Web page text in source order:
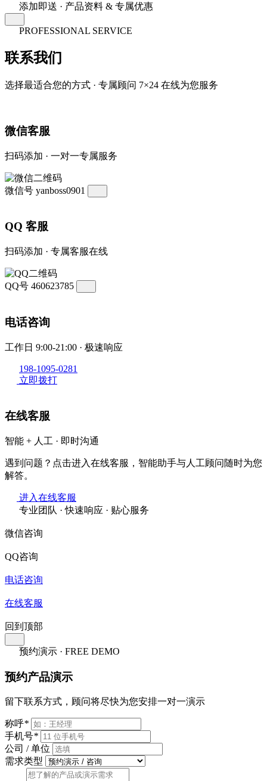
添加即送 · 产品资料 & 专属优惠
PROFESSIONAL SERVICE
联系我们
选择最适合您的方式 · 专属顾问 7×24 在线为您服务
微信客服
扫码添加 · 一对一专属服务
微信号 yanboss0901
QQ 客服
扫码添加 · 专属客服在线
QQ号 460623785
电话咨询
工作日 9:00-21:00 · 极速响应
198-1095-0281
立即拨打
在线客服
智能 + 人工 · 即时沟通
遇到问题？点击进入在线客服，智能助手与人工顾问随时为您
解答。
进入在线客服
专业团队 · 快速响应 · 贴心服务
微信咨询
QQ咨询
电话咨询
在线客服
回到顶部
预约演示 · FREE DEMO
预约产品演示
留下联系方式，顾问将尽快为您安排一对一演示
称呼*
手机号*
公司 / 单位
需求类型